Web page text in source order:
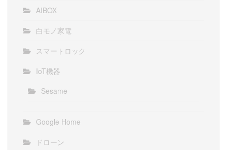
AIBOX
白モノ家電
スマートロック
IoT機器
Sesame
Google Home
ドローン